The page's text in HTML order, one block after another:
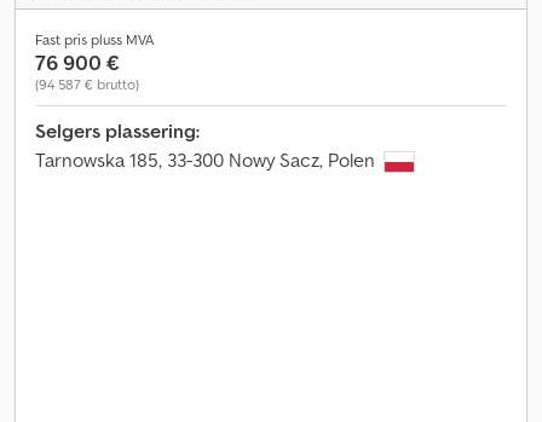
Fast pris pluss MVA
76 900 €
(94 587 € brutto)
Selgers plassering:
Tarnowska 185, 33-300 Nowy Sacz, Polen